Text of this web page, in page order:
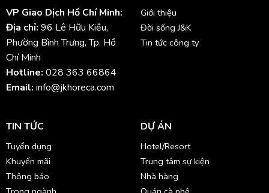
VP Giao Dịch Hồ Chí Minh:
Địa chỉ: 96 Lê Hữu Kiều,
Phường Bình Trưng, Tp. Hồ
Chí Minh
Hotline: 028 363 66864
Email: info@jkhoreca.com
Giới thiệu
Đời sống J&K
Tin tức công ty
TIN TỨC
Tuyển dụng
Khuyến mãi
Thông báo
DỰ ÁN
Hotel/Resort
Trung tâm sự kiện
Nhà hàng